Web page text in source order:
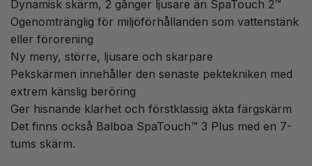
Dynamisk skärm, 2 gånger ljusare än SpaTouch 2™
Ogenomtränglig för miljöförhållanden som vattenstänk
eller förorening
Ny meny, större, ljusare och skarpare
Pekskärmen innehåller den senaste pektekniken med
extrem känslig beröring
Ger hisnande klarhet och förstklassig äkta färgskärm
Det finns också Balboa SpaTouch™ 3 Plus med en 7-
tums skärm.